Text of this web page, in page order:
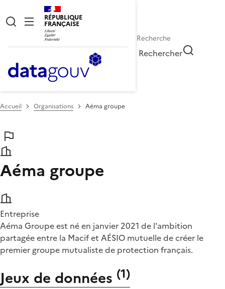
RÉPUBLIQUE
FRANÇAISE
Rechercher
Accueil Organisations Aéma groupe
Aéma groupe
Entreprise
Aéma Groupe est né en janvier 2021 de l'ambition
partagée entre la Macif et AÉSIO mutuelle de créer le
premier groupe mutualiste de protection français.
Jeux de données (1)